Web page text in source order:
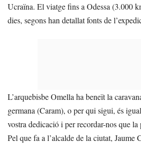
Ucraïna. El viatge fins a Odessa (3.000
dies, segons han detallat fonts de
L’arquebisbe Omella ha beneït la
germana (Caram), o per qui sigui, és
vostra dedicació i per recordar-nos que la
Pel que fa a l’alcalde de la ciutat, Jaume